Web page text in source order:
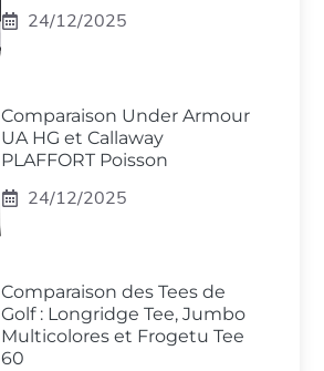
24/12/2025
Comparaison Under Armour
UA HG et Callaway
PLAFFORT Poisson
24/12/2025
Comparaison des Tees de
Golf : Longridge Tee, Jumbo
Multicolores et Frogetu Tee
60